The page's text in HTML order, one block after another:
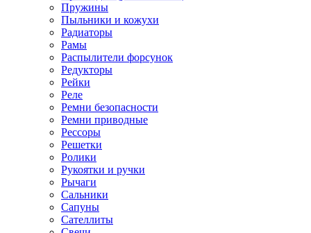
Пружины
Пыльники и кожухи
Радиаторы
Рамы
Распылители форсунок
Редукторы
Рейки
Реле
Ремни безопасности
Ремни приводные
Рессоры
Решетки
Ролики
Рукоятки и ручки
Рычаги
Сальники
Сапуны
Сателлиты